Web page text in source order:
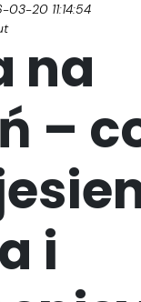
20 11:14:54
na
–
i